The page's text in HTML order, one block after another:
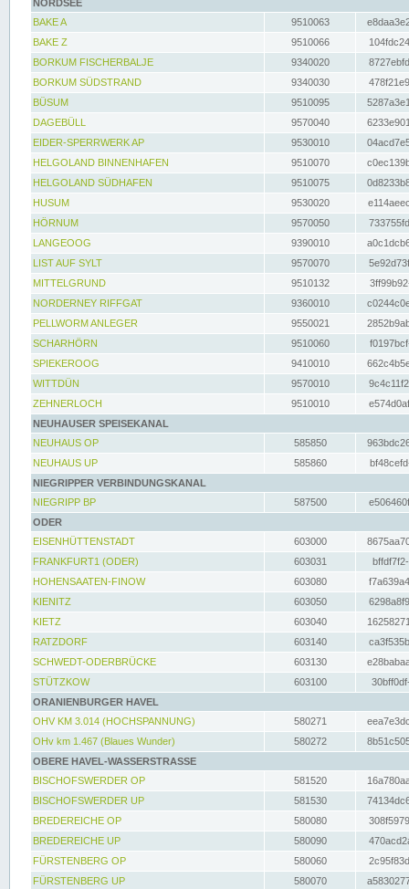
NORDSEE
BAKE A
9510063
BAKE Z
9510066
BORKUM FISCHERBALJE
9340020
BORKUM SÜDSTRAND
9340030
BÜSUM
9510095
DAGEBÜLL
9570040
EIDER-SPERRWERK AP
9530010
HELGOLAND BINNENHAFEN
9510070
HELGOLAND SÜDHAFEN
9510075
HUSUM
9530020
HÖRNUM
9570050
LANGEOOG
9390010
LIST AUF SYLT
9570070
MITTELGRUND
9510132
NORDERNEY RIFFGAT
9360010
PELLWORM ANLEGER
9550021
SCHARHÖRN
9510060
SPIEKEROOG
9410010
WITTDÜN
9570010
ZEHNERLOCH
9510010
NEUHAUSER SPEISEKANAL
NEUHAUS OP
585850
NEUHAUS UP
585860
NIEGRIPPER VERBINDUNGSKANAL
NIEGRIPP BP
587500
ODER
EISENHÜTTENSTADT
603000
FRANKFURT1 (ODER)
603031
HOHENSAATEN-FINOW
603080
KIENITZ
603050
KIETZ
603040
RATZDORF
603140
SCHWEDT-ODERBRÜCKE
603130
STÜTZKOW
603100
ORANIENBURGER HAVEL
OHV KM 3.014 (HOCHSPANNUNG)
580271
OHv km 1.467 (Blaues Wunder)
580272
OBERE HAVEL-WASSERSTRASSE
BISCHOFSWERDER OP
581520
BISCHOFSWERDER UP
581530
BREDEREICHE OP
580080
BREDEREICHE UP
580090
FÜRSTENBERG OP
580060
FÜRSTENBERG UP
580070